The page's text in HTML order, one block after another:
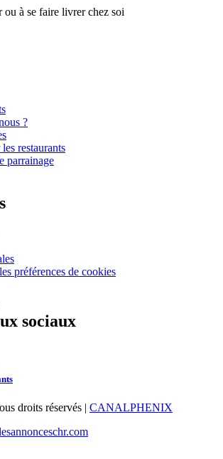
ou à se faire livrer chez soi
?
restaurants
parrainage
préférences de cookies
sociaux
droits réservés | CANALPHENIX